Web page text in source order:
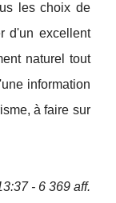
les choix de
d'un excellent
naturel tout
information
à faire sur
- 6 369 aff.